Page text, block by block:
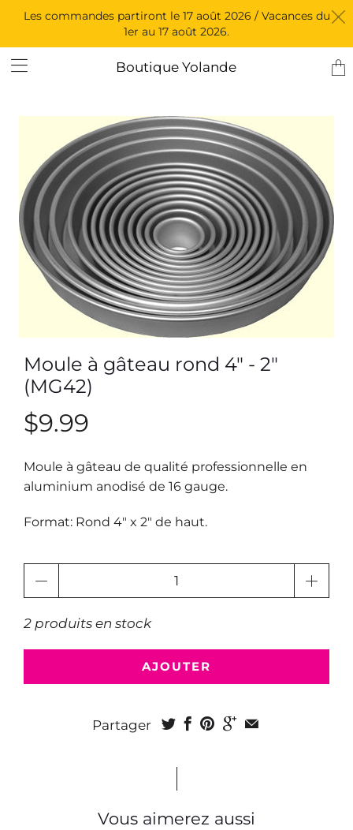
Les commandes partiront le 17 août 2026 / Vacances du
1er au 17 août 2026.
Boutique Yolande
Moule à gâteau rond 4" - 2"
(MG42)
$9.99
Moule à gâteau de qualité professionnelle en
aluminium anodisé de 16 gauge.
Format: Rond 4" x 2" de haut.
2 produits en stock
AJOUTER
Partager
Vous aimerez aussi